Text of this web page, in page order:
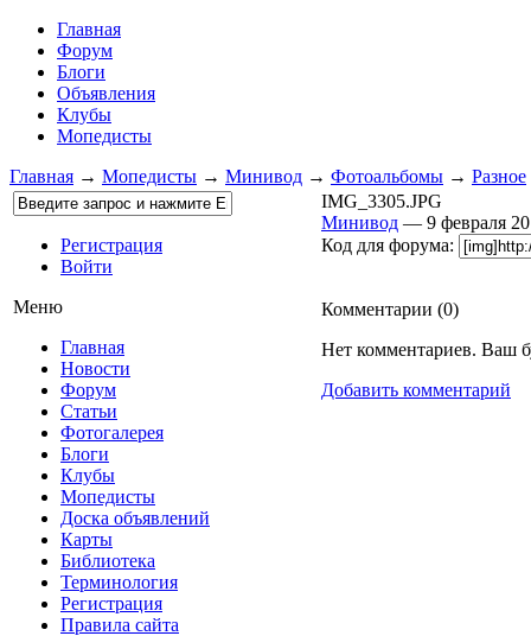
Главная
Форум
Блоги
Объявления
Клубы
Мопедисты
Главная → Мопедисты → Минивод → Фотоальбомы → Разное
Регистрация
Войти
Меню
Главная
Новости
Форум
Статьи
Фотогалерея
Блоги
Клубы
Мопедисты
Доска объявлений
Карты
Библиотека
Терминология
Регистрация
Правила сайта
IMG_3305.JPG
Минивод — 9 февраля
Код для форума:
Комментарии (0)
Нет комментариев. Ваш
Добавить комментарий